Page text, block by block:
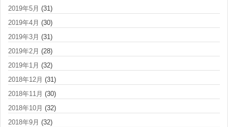
2019年5月 (31)
2019年4月 (30)
2019年3月 (31)
2019年2月 (28)
2019年1月 (32)
2018年12月 (31)
2018年11月 (30)
2018年10月 (32)
2018年9月 (32)